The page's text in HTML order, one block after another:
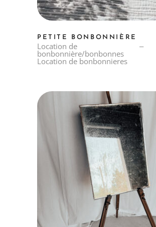
PETITE BONBONNIÈRE
Location de
bonbonnière/bonbonnes
Location de bonbonnieres